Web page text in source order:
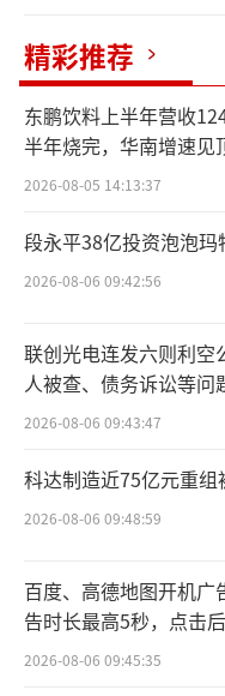
同期增长72.7%。
具45.6万架（艘
长18.1%。
另从机构支付
服务发布的最新
去年同期，入境游
是最热门目的地
地也广受欢迎。
另据微信发
境外微信支付交
澳、日韩、东南
境游目的地。同
样火热。微信支
一”前三天，外
同比都增长了近2倍
精彩推荐
东鹏饮料上半年营收
半年烧完，华南增速见
2026-08-05 14:13:37
段永平38亿投资泡泡玛
2026-08-06 09:42:56
联创光电连发六则利空
人被查、债务诉讼等问
所曾出具“保留意见”
2026-08-06 09:43:47
科达制造近75亿元重组
2026-08-06 09:48:59
百度、高德地图开机广
告时长最高5秒，点击
2026-08-06 09:45:35